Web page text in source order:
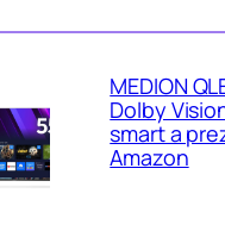
MEDION
Dolby
smart a
Amazon